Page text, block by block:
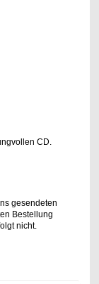
CD.
gesendeten
Bestellung
nicht.